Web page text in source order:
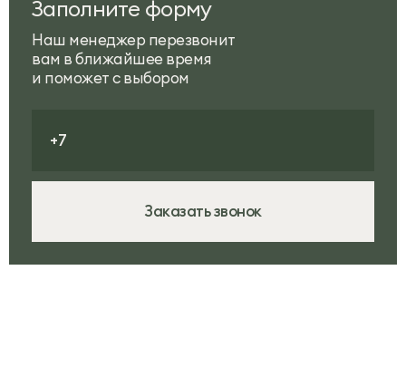
Заполните форму
Наш менеджер перезвонит
вам в ближайшее время
и поможет с выбором
Заказать звонок